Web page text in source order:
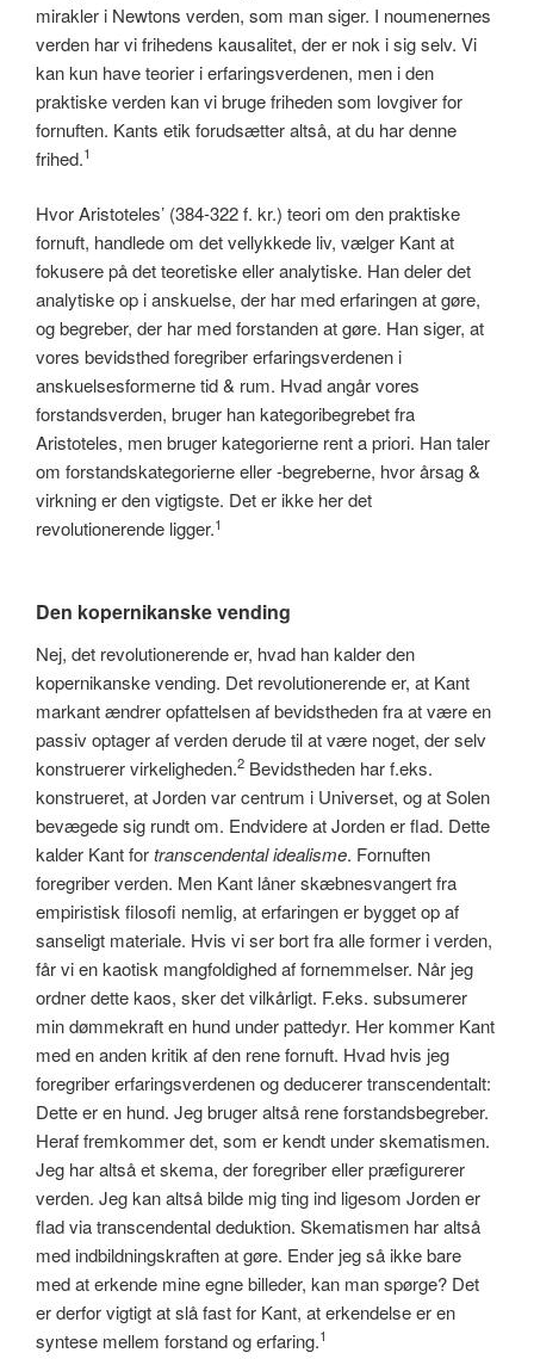
mirakler i Newtons verden, som man siger. I noumenernes
verden har vi frihedens kausalitet, der er nok i sig selv. Vi
kan kun have teorier i erfaringsverdenen, men i den
praktiske verden kan vi bruge friheden som lovgiver for
fornuften. Kants etik forudsætter altså, at du har denne
frihed.1
Hvor Aristoteles’ (384-322 f. kr.) teori om den praktiske
fornuft, handlede om det vellykkede liv, vælger Kant at
fokusere på det teoretiske eller analytiske. Han deler det
analytiske op i anskuelse, der har med erfaringen at gøre,
og begreber, der har med forstanden at gøre. Han siger, at
vores bevidsthed foregriber erfaringsverdenen i
anskuelsesformerne tid & rum. Hvad angår vores
forstandsverden, bruger han kategoribegrebet fra
Aristoteles, men bruger kategorierne rent a priori. Han taler
om forstandskategorierne eller -begreberne, hvor årsag &
virkning er den vigtigste. Det er ikke her det
revolutionerende ligger.1
Den kopernikanske vending
Nej, det revolutionerende er, hvad han kalder den
kopernikanske vending. Det revolutionerende er, at Kant
markant ændrer opfattelsen af bevidstheden fra at være en
passiv optager af verden derude til at være noget, der selv
konstruerer virkeligheden.2 Bevidstheden har f.eks.
konstrueret, at Jorden var centrum i Universet, og at Solen
bevægede sig rundt om. Endvidere at Jorden er flad. Dette
kalder Kant fortranscendental idealisme. Fornuften
foregriber verden. Men Kant låner skæbnesvangert fra
empiristisk filosofi nemlig, at erfaringen er bygget op af
sanseligt materiale. Hvis vi ser bort fra alle former i verden,
får vi en kaotisk mangfoldighed af fornemmelser. Når jeg
ordner dette kaos, sker det vilkårligt. F.eks. subsumerer
min dømmekraft en hund under pattedyr. Her kommer Kant
med en anden kritik af den rene fornuft. Hvad hvis jeg
foregriber erfaringsverdenen og deducerer transcendentalt:
Dette er en hund. Jeg bruger altså rene forstandsbegreber.
Heraf fremkommer det, som er kendt under skematismen.
Jeg har altså et skema, der foregriber eller præfigurerer
verden. Jeg kan altså bilde mig ting ind ligesom Jorden er
flad via transcendental deduktion. Skematismen har altså
med indbildningskraften at gøre. Ender jeg så ikke bare
med at erkende mine egne billeder, kan man spørge? Det
er derfor vigtigt at slå fast for Kant, at erkendelse er en
syntese mellem forstand og erfaring.1